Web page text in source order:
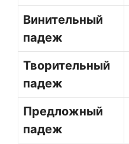
Винительный
падеж
Творительный
падеж
Предложный
падеж